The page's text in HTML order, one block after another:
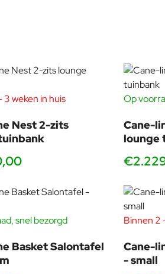
kwaliteit in samenwerking, proces
3 weken in huis
Nest 2-zits
Op
Cane-
lounge
snel bezorgd
Basket Salontafel
Binnen 2
Cane-
- small